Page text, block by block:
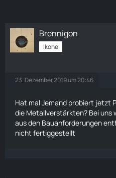
Brennigon
Ikone
23. Dezember 2019 um 20:46
Hat mal Jemand probiert jetzt
die Metallverstärkten? Bei uns
aus den Bauanforderungen
nicht fertiggestellt